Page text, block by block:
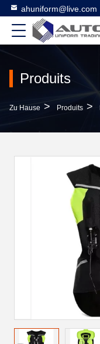
ahuniform@live.com
Produits
Zu Hause > Produits >